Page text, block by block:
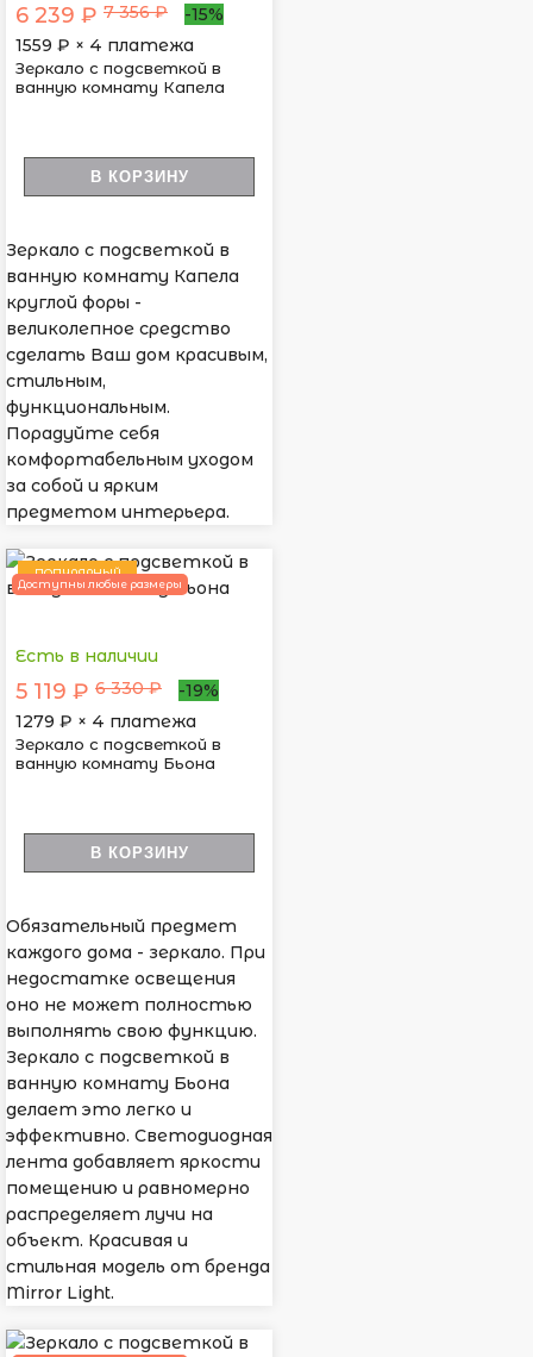
6 239 ₽ 7 356 ₽
-15%
1559 ₽ × 4 платежа
Зеркало с подсветкой в
ванную комнату Капела
В КОРЗИНУ
Зеркало с подсветкой в
ванную комнату Капела
круглой форы -
великолепное средство
сделать Ваш дом красивым,
стильным,
функциональным.
Порадуйте себя
комфортабельным уходом
за собой и ярким
предметом интерьера.
ПОПУЛЯРНЫЙ
Доступны любые размеры
Есть в наличии
5 119 ₽ 6 330 ₽
-19%
1279 ₽ × 4 платежа
Зеркало с подсветкой в
ванную комнату Бьона
В КОРЗИНУ
Обязательный предмет
каждого дома - зеркало. При
недостатке освещения
оно не может полностью
выполнять свою функцию.
Зеркало с подсветкой в
ванную комнату Бьона
делает это легко и
эффективно. Светодиодная
лента добавляет яркости
помещению и равномерно
распределяет лучи на
объект. Красивая и
стильная модель от бренда
Mirror Light.